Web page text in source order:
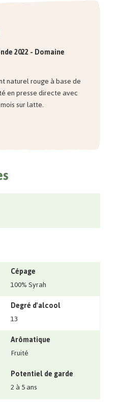
2022 - Domaine
naturel rouge à base de
en presse directe avec
sur latte.
Cépage
100% Syrah
Degré d'alcool
13
Arômatique
Fruité
Potentiel de garde
2 à 5 ans